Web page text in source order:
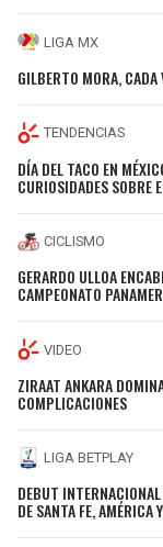
LIGA MX
GILBERTO MORA, CADA
TENDENCIAS
DÍA DEL TACO EN
CURIOSIDADES SOBRE
CICLISMO
GERARDO ULLOA
CAMPEONATO
VIDEO
ZIRAAT ANKARA
COMPLICACIONES
LIGA BETPLAY
DEBUT
DE SANTA FE, AMÉRICA